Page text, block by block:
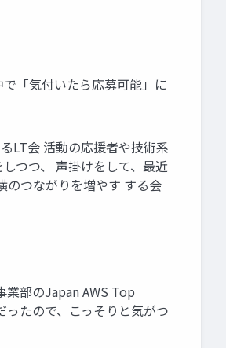
「気付いたら応募可能」に
LT会 活動の応援者や技術系
つつ、 声掛けをして、最近
のつながりを増やす する会
業部のJapan AWS Top
たので、こっそりと気がつ